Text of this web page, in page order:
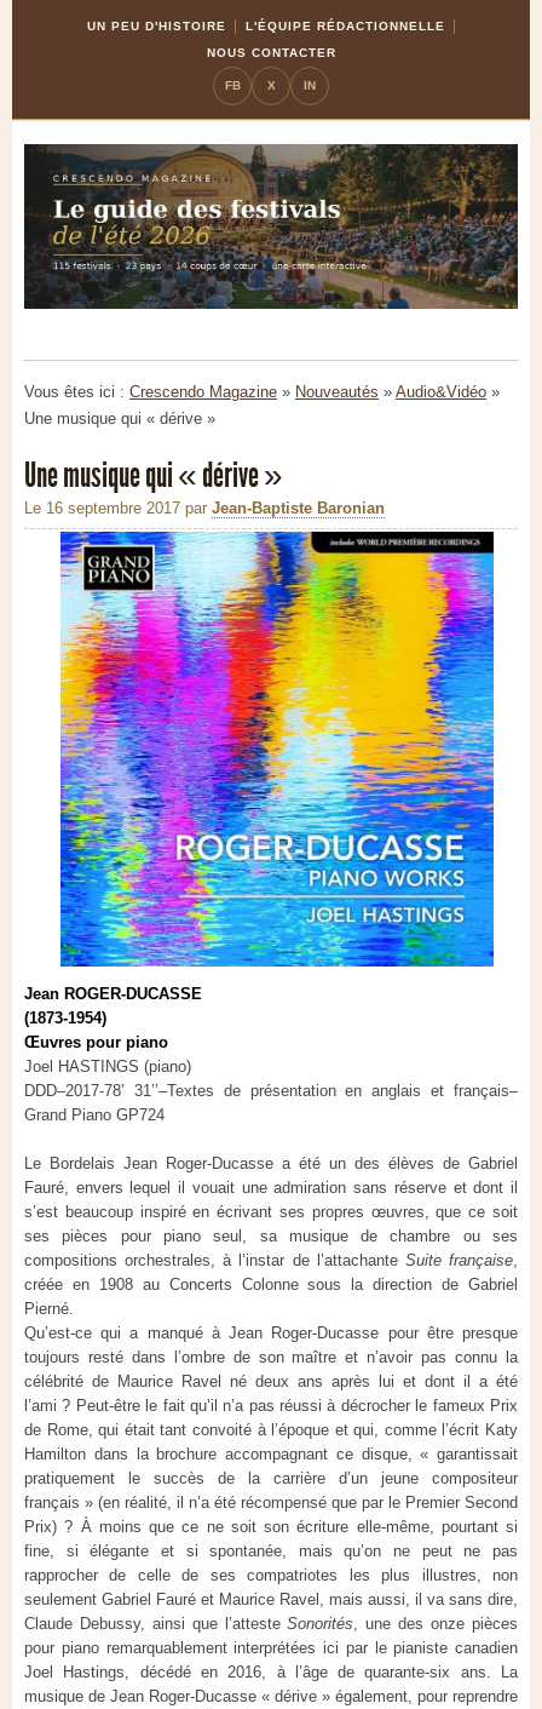
UN PEU D'HISTOIRE
L'ÉQUIPE RÉDACTIONNELLE
NOUS CONTACTER
FB X IN
Vous êtes ici : Crescendo Magazine » Nouveautés » Audio&Vidéo »
Une musique qui « dérive »
Une musique qui « dérive »
Le 16 septembre 2017 par Jean-Baptiste Baronian
Jean ROGER-DUCASSE
(1873-1954)
Œuvres pour piano
Joel HASTINGS (piano)
DDD–2017-78’ 31’’–Textes de présentation en anglais et français–
Grand Piano GP724
Le Bordelais Jean Roger-Ducasse a été un des élèves de Gabriel
Fauré, envers lequel il vouait une admiration sans réserve et dont il
s’est beaucoup inspiré en écrivant ses propres œuvres, que ce soit
ses pièces pour piano seul, sa musique de chambre ou ses
compositions orchestrales, à l’instar de l’attachante Suite française
créée en 1908 au Concerts Colonne sous la direction de Gabriel
Pierné.
Qu’est-ce qui a manqué à Jean Roger-Ducasse pour être presque
toujours resté dans l’ombre de son maître et n’avoir pas connu la
célébrité de Maurice Ravel né deux ans après lui et dont il a été
l’ami ? Peut-être le fait qu’il n’a pas réussi à décrocher le fameux Prix
de Rome, qui était tant convoité à l’époque et qui, comme l’écrit Katy
Hamilton dans la brochure accompagnant ce disque, « garantissait
pratiquement le succès de la carrière d’un jeune compositeur
français » (en réalité, il n’a été récompensé que par le Premier Second
Prix) ? À moins que ce ne soit son écriture elle-même, pourtant si
fine, si élégante et si spontanée, mais qu’on ne peut ne pas
rapprocher de celle de ses compatriotes les plus illustres, non
seulement Gabriel Fauré et Maurice Ravel, mais aussi, il va sans dire,
Claude Debussy, ainsi que l’attesteSonorités , une des onze pièces
pour piano remarquablement interprétées ici par le pianiste canadien
Joel Hastings, décédé en 2016, à l’âge de quarante-six ans. La
musique de Jean Roger-Ducasse « dérive » également, pour reprendre